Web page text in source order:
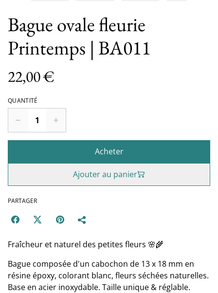
Bague ovale fleurie
Printemps | BA011
22,00 €
QUANTITÉ
Acheter
Ajouter au panier
PARTAGER
Fraîcheur et naturel des petites fleurs 🌸🌾
Bague composée d'un cabochon de 13 x 18 mm en
résine époxy, colorant blanc, fleurs séchées naturelles.
Base en acier inoxydable. Taille unique & réglable.